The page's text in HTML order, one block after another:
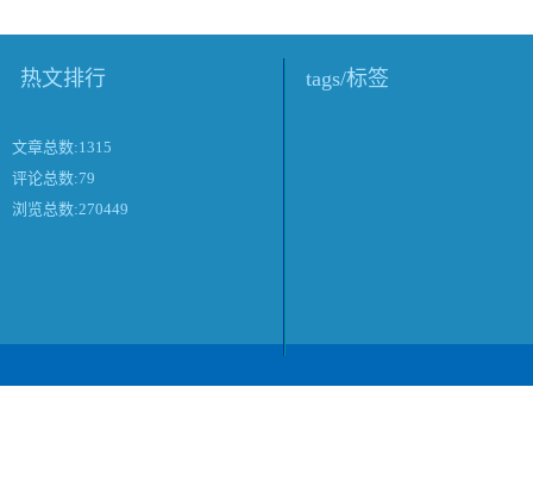
热文排行
文章总数:1315
评论总数:79
浏览总数:270449
tags/标签